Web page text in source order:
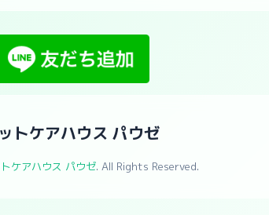
トケアハウス パウゼ
ケアハウス パウゼ. All Rights Reserved.